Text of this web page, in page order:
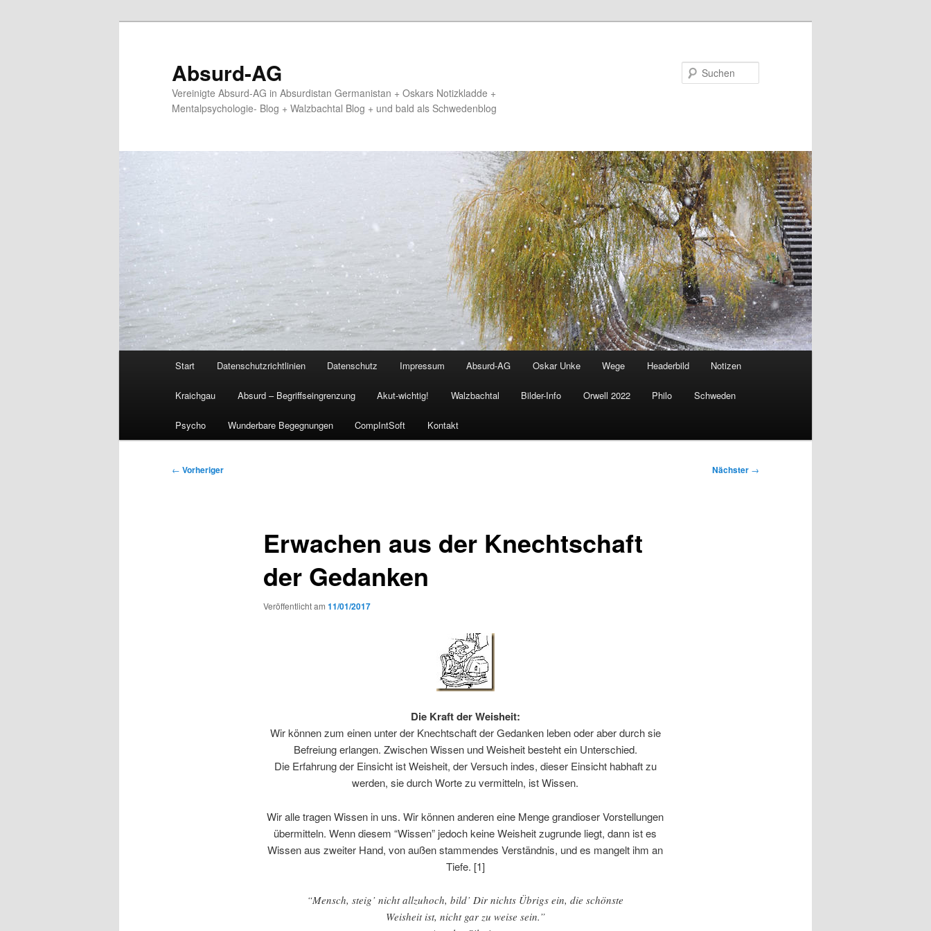
Absurd-AG
Vereinigte Absurd-AG in Absurdistan Germanistan + Oskars Notizkladde +
Mentalpsychologie- Blog + Walzbachtal Blog + und bald als Schwedenblog
Start Datenschutzrichtlinien Datenschutz Impressum Absurd-AG Oskar Unke Wege Headerbild Notizen
Kraichgau Absurd – Begriffseingrenzung Akut-wichtig! Walzbachtal Bilder-Info Orwell 2022 Philo Schweden
Psycho Wunderbare Begegnungen CompIntSoft Kontakt
Beitragsnavigation
← Vorheriger Nächster →
Erwachen aus der Knechtschaft
der Gedanken
Veröffentlicht am 11/01/2017
Die Kraft der Weisheit:
Wir können zum einen unter der Knechtschaft der Gedanken leben oder aber durch sie
Befreiung erlangen. Zwischen Wissen und Weisheit besteht ein Unterschied.
Die Erfahrung der Einsicht ist Weisheit, der Versuch indes, dieser Einsicht habhaft zu
werden, sie durch Worte zu vermitteln, ist Wissen.
Wir alle tragen Wissen in uns. Wir können anderen eine Menge grandioser Vorstellungen
übermitteln. Wenn diesem “Wissen” jedoch keine Weisheit zugrunde liegt, dann ist es
Wissen aus zweiter Hand, von außen stammendes Verständnis, und es mangelt ihm an
Tiefe. [1]
“Mensch, steig’ nicht allzuhoch, bild’ Dir nichts Übrigs ein, die schönste
Weisheit ist, nicht gar zu weise sein.”